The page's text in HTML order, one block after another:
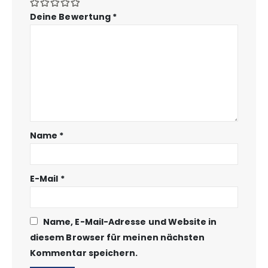
Deine Bewertung *
Name *
E-Mail *
Name, E-Mail-Adresse und Website in
diesem Browser für meinen nächsten
Kommentar speichern.